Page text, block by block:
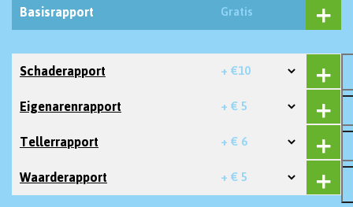
Basisrapport Gratis
Schaderapport + €10
Eigenarenrapport + € 5
Tellerrapport + € 6
Waarderapport + € 5